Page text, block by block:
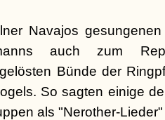
Navajos
auch zum
Bünde der
So sagten einige
als "Nerother-